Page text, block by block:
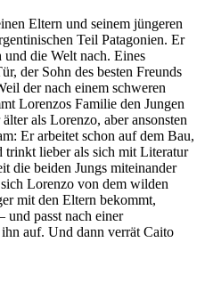
Eltern und seinem jüngeren
Teil Patagonien. Er
die Welt nach. Eines
der Sohn des besten Freunds
der nach einem schweren
Lorenzos Familie den Jungen
als Lorenzo, aber ansonsten
Er arbeitet schon auf dem Bau,
trinkt lieber als sich mit Literatur
die beiden Jungs miteinander
Lorenzo von dem wilden
mit den Eltern bekommt,
und passt nach einer
auf. Und dann verrät Caito